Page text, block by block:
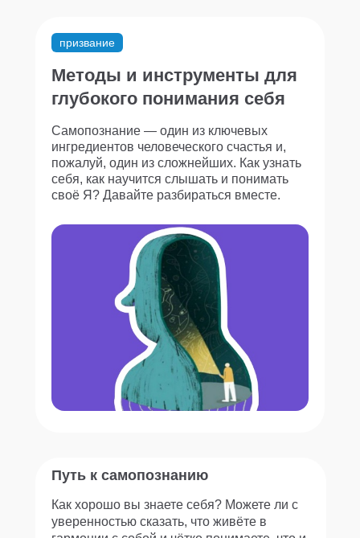
Методы и инструменты для
глубокого понимания себя
призвание
Самопознание — один из ключевых
ингредиентов человеческого счастья и,
пожалуй, один из сложнейших. Как узнать
себя, как научится слышать и понимать
своё Я? Давайте разбираться вместе.
Как хорошо вы знаете себя? Можете ли с
уверенностью сказать, что живёте в
Путь к самопознанию